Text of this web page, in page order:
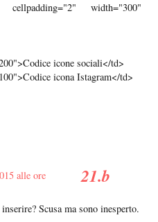
cellpadding="2" width="300"
icone sociali</td>
icona Istagram</td>
alle ore
Scusa ma sono inesperto.